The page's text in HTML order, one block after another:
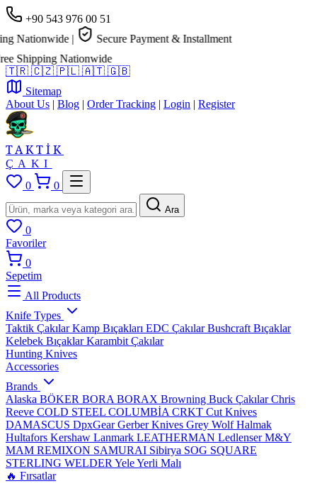
+90 543 976 00 51
|
Secure Payment & Installment
Nationwide
🇹🇷 🇨🇿 🇵🇱 🇦🇹 🇬🇧
Sitemap
About Us | Blog | Order Tracking | Login | Register
TAKTİK
ÇAKI
0
0
Ara
0
Favoriler
0
Sepetim
All Products
Knife Types
Taktik ÇakılarKamp Bıçakları EDC ÇakılarBushcraft Bıçaklar
Kelebek BıçaklarKarambit Çakılar
Hunting Knives
Accessories
Brands
Alaska BÖKER BORA BORAX Browning Buck ÇakılarChris
Reeve COLD STEEL COLUMBİA CRKT Cut Knives
DAMASCUS DpxGearGerber Knives Grey WolfHalmak
Hultafors Kershaw Lanmark LEATHERMAN LedlenserM&Y
MAM REMIXON SAMURAI Sibirya SOG SQUARE
STERLING WELDER YeleYerli Malı
🔥 Fırsatlar